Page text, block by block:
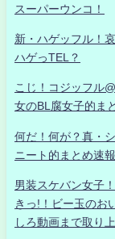
スーパーウンコ！
新・ハゲッフル！
ハゲっTEL？
こじ！コジッフル
女のBL腐女子的ま
何だ！何が？真
ニート的まとめ速
男装スケバン女子
きっ!！ビー玉のお
しろ動画まで取り